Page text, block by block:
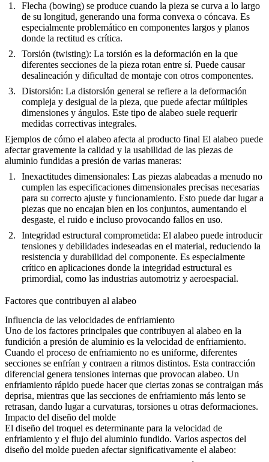
Flecha (bowing) se produce cuando la pieza se curva a lo largo
de su longitud, generando una forma convexa o cóncava. Es
especialmente problemático en componentes largos y planos
donde la rectitud es crítica.
Torsión (twisting): La torsión es la deformación en la que
diferentes secciones de la pieza rotan entre sí. Puede causar
desalineación y dificultad de montaje con otros componentes.
Distorsión: La distorsión general se refiere a la deformación
compleja y desigual de la pieza, que puede afectar múltiples
dimensiones y ángulos. Este tipo de alabeo suele requerir
medidas correctivas integrales.
Ejemplos de cómo el alabeo afecta al producto final El alabeo puede
afectar gravemente la calidad y la usabilidad de las piezas de
aluminio fundidas a presión de varias maneras:
Inexactitudes dimensionales: Las piezas alabeadas a menudo no
cumplen las especificaciones dimensionales precisas necesarias
para su correcto ajuste y funcionamiento. Esto puede dar lugar a
piezas que no encajan bien en los conjuntos, aumentando el
desgaste, el ruido e incluso provocando fallos en uso.
Integridad estructural comprometida: El alabeo puede introducir
tensiones y debilidades indeseadas en el material, reduciendo la
resistencia y durabilidad del componente. Es especialmente
crítico en aplicaciones donde la integridad estructural es
primordial, como las industrias automotriz y aeroespacial.
Factores que contribuyen al alabeo
Influencia de las velocidades de enfriamiento
Uno de los factores principales que contribuyen al alabeo en la
fundición a presión de aluminio es la velocidad de enfriamiento.
Cuando el proceso de enfriamiento no es uniforme, diferentes
secciones se enfrían y contraen a ritmos distintos. Esta contracción
diferencial genera tensiones internas que provocan alabeo. Un
enfriamiento rápido puede hacer que ciertas zonas se contraigan más
deprisa, mientras que las secciones de enfriamiento más lento se
retrasan, dando lugar a curvaturas, torsiones u otras deformaciones.
Impacto del diseño del molde
El diseño del troquel es determinante para la velocidad de
enfriamiento y el flujo del aluminio fundido. Varios aspectos del
diseño del molde pueden afectar significativamente el alabeo: